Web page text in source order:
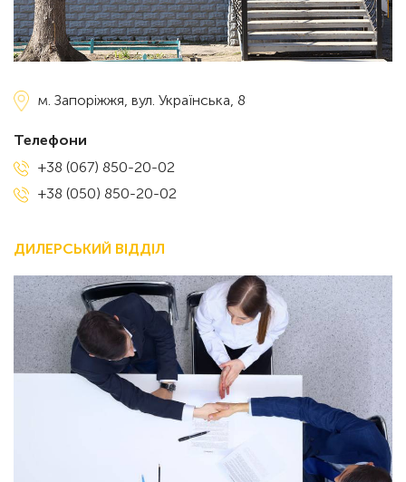
м. Запоріжжя, вул. Українська, 8
Телефони
+38 (067) 850-20-02
+38 (050) 850-20-02
ДИЛЕРСЬКИЙ ВІДДІЛ